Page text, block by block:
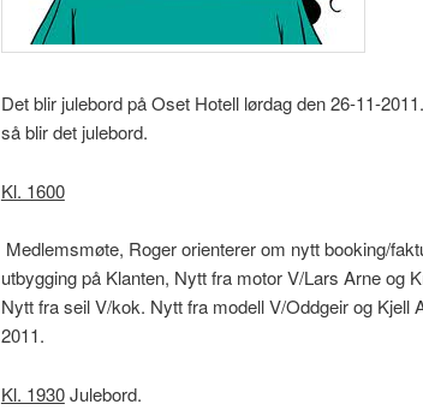
Det blir julebord på Oset Hotell lørdag den 26-11-
så blir det julebord.
Kl. 1600
Medlemsmøte, Roger orienterer om nytt booking/
utbygging på Klanten, Nytt fra motor V/Lars Arne og
Nytt fra seil V/kok. Nytt fra modell V/Oddgeir og Kjell
2011.
Kl. 1930Julebord.